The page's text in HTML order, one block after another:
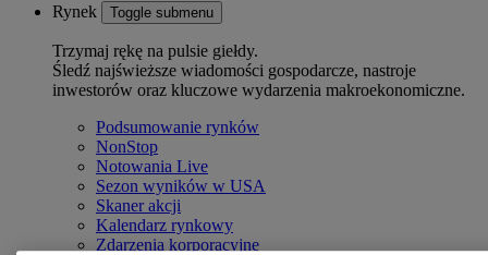
Rynek Toggle submenu
Trzymaj rękę na pulsie giełdy.
Śledź najświeższe wiadomości gospodarcze, nastroje
inwestorów oraz kluczowe wydarzenia makroekonomiczne.
Podsumowanie rynków
NonStop
Notowania Live
Sezon wyników w USA
Skaner akcji
Kalendarz rynkowy
Zdarzenia korporacyjne